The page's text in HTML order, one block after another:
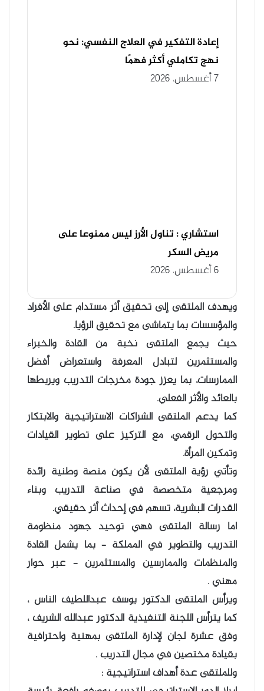
إعادة التفكير في العلاج النفسي: نحو
نهج تكاملي أكثر فهمًا
7 أغسطس، 2026
استشاري : تناول الأرز ليس ممنوعا على
مريض السكر
6 أغسطس، 2026
ويهدف الملتقى إلى تحقيق أثر مستدام على الأفراد
والمؤسسات بما يتماشى مع تحقيق الرؤيا.
حيث يجمع الملتقى نخبة من القادة والخبراء
والمستثمرين لتبادل المعرفة واستعراض أفضل
الممارسات، بما يعزز جودة مخرجات التدريب ويربطها
بالعائد والأثر الفعلي.
كما يدعم الملتقى الشراكات الاستراتيجية والابتكار
والتحول الرقمي، مع التركيز على تطوير القيادات
وتمكين المرأة.
وتأتي رؤية الملتقى لأن يكون منصة وطنية رائدة
ومرجعية متخصصة في صناعة التدريب وبناء
القدرات البشرية، تسهم في إحداث أثر حقيقي.
اما رسالة الملتقى فهي توحيد جهود منظومة
التدريب والتطوير في المملكة – بما يشمل القادة
والمنظمات والممارسين والمستثمرين – عبر حوار
مهني .
ويرأس الملتقى الدكتور يوسف عبداللطيف الناس ،
كما يترأس اللجنة التنفيذية الدكتور عبدالله الشريف ،
وفق عشرة لجان لإدارة الملتقى بمهنية واحترافية
بقيادة مختصين في مجال التدريب .
وللملتقى عدة أهداف استراتيجية :